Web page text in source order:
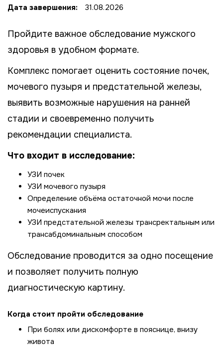
Дата завершения: 31.08.2026
Пройдите важное обследование мужского
здоровья в удобном формате.
Комплекс помогает оценить состояние почек,
мочевого пузыря и предстательной железы,
выявить возможные нарушения на ранней
стадии и своевременно получить
рекомендации специалиста.
Что входит в исследование:
УЗИ почек
УЗИ мочевого пузыря
Определение объёма остаточной мочи после
мочеиспускания
УЗИ предстательной железы трансректальным или
трансабдоминальным способом
Обследование проводится за одно посещение
и позволяет получить полную
диагностическую картину.
Когда стоит пройти обследование
При болях или дискомфорте в пояснице, внизу
живота